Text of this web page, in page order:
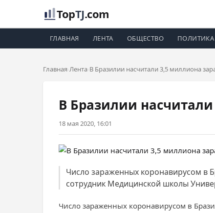
TopTJ.com
ГЛАВНАЯ ЛЕНТА ОБЩЕСТВО ПОЛИТИКА
Главная Лента В Бразилии насчитали 3,5 миллиона
В Бразилии
18 мая 2020, 16:01
Число зараженных коронавирусом в
сотрудник Медицинской школы
Число зараженных коронавирусом в